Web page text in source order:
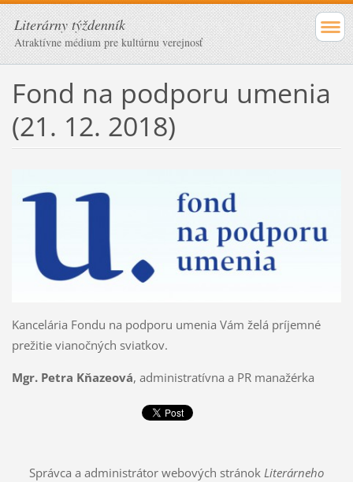
Literárny týždenník
Atraktívne médium pre kultúrnu verejnosť
Fond na podporu umenia
(21. 12. 2018)
Kancelária Fondu na podporu umenia Vám želá príjemné
prežitie vianočných sviatkov.
Mgr. Petra Kňazeová, administratívna a PR manažérka
Správca a administrátor webových stránok Literárneho